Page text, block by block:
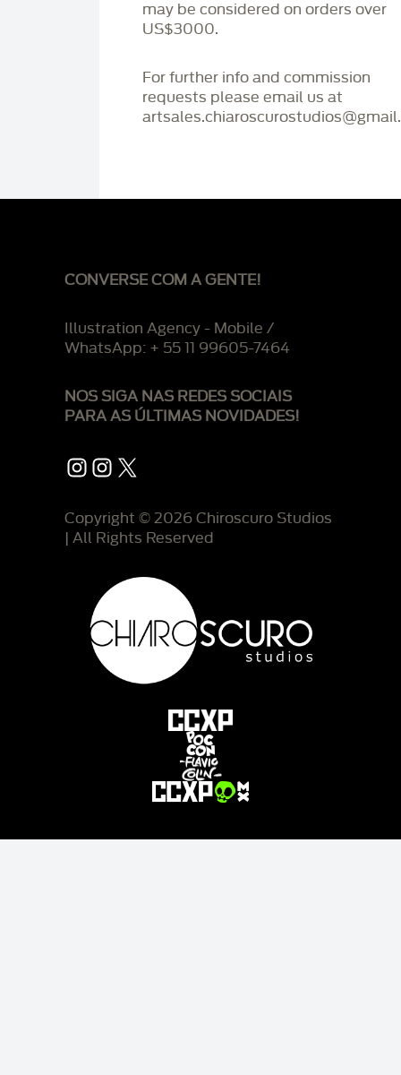
may be considered on orders over
US$3000.
For further info and commission
requests please email us at
CONVERSE COM A GENTE!
Illustration Agency - Mobile /
WhatsApp: + 55 11 99605-7464
NOS SIGA NAS REDES SOCIAIS
PARA AS ÚLTIMAS NOVIDADES!
Instagram
Instagram
X
Copyright © 2026 Chiroscuro Studios
| All Rights Reserved